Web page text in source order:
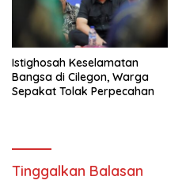
Istighosah Keselamatan
Bangsa di Cilegon, Warga
Sepakat Tolak Perpecahan
Tinggalkan Balasan